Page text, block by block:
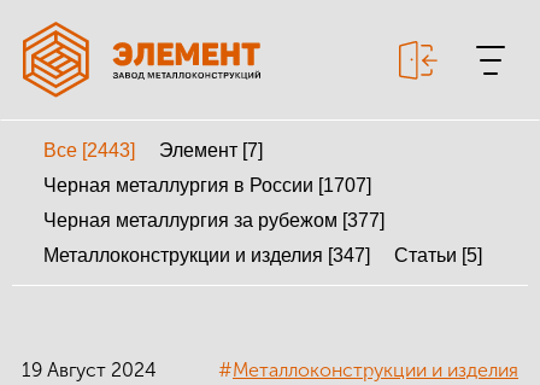
МЕТАЛЛОКОНСТРУКЦИИ
Все [2443]
Элемент [7]
Черная металлургия в России [1707]
Черная металлургия за рубежом [377]
Металлоконструкции и изделия [347]
Статьи [5]
19 Август 2024 #Металлоконструкции и изделия